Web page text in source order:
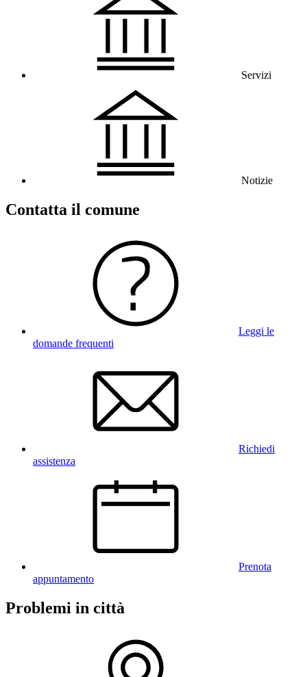
Servizi
Notizie
Contatta il comune
Leggi le
domande frequenti
Richiedi
assistenza
Prenota
appuntamento
Problemi in città